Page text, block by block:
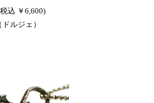
込 ￥6,600)
ルジェ）